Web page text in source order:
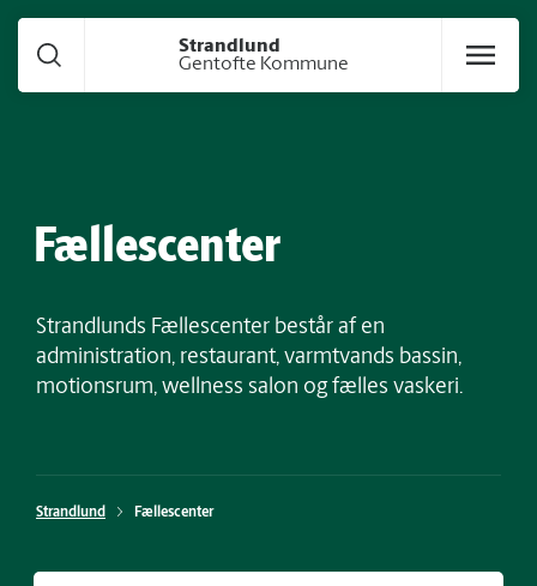
Strandlund
Gentofte Kommune
Fællescenter
Strandlunds Fællescenter består af en
administration, restaurant, varmtvands bassin,
motionsrum, wellness salon og fælles vaskeri.
Strandlund Fællescenter